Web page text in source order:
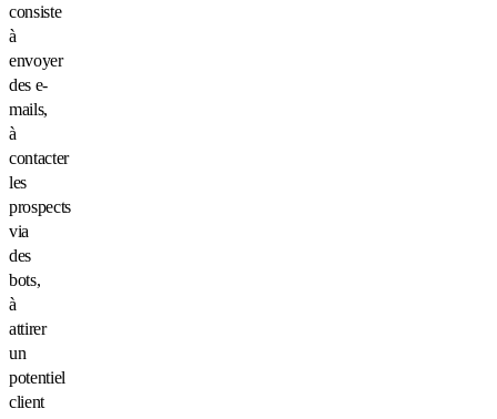
consiste
à
envoyer
des e-
mails,
à
contacter
les
prospects
via
des
bots,
à
attirer
un
potentiel
client